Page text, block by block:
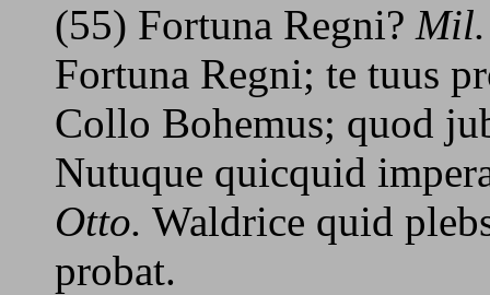
(55) Fortuna Regni? Mil.
Fortuna Regni; te tuus
Collo Bohemus; quod
Nutuque quicquid
Otto. Waldrice quid
probat.